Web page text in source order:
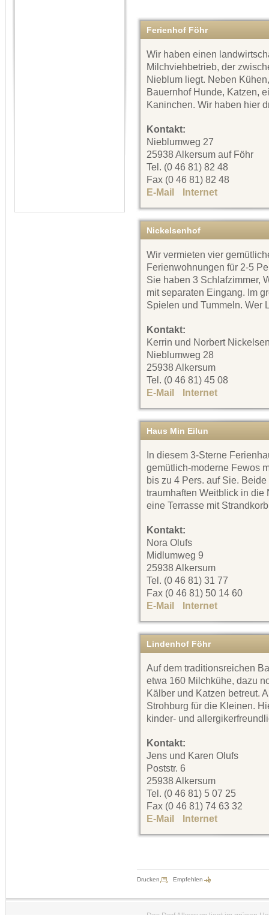
Ferienhof Föhr
Wir haben einen
Milchviehbetrieb, der
Nieblum liegt. Neben
Bauernhof Hunde, Katzen,
Kaninchen. Wir haben hier
Kontakt:
Nieblumweg 27
25938 Alkersum auf Föhr
Tel. (0 46 81) 82 48
Fax (0 46 81) 82 48
E-Mail
Internet
Nickelsenhof
Wir vermieten vier
Ferienwohnungen für 2-5
Sie haben 3 Schlafzimmer,
mit separaten Eingang. Im
Spielen und Tummeln. Wer
Kontakt:
Kerrin und Norbert
Nieblumweg 28
25938 Alkersum
Tel. (0 46 81) 45 08
E-Mail
Internet
Haus Min Eilun
In diesem 3-Sterne
gemütlich-moderne Fewos
bis zu 4 Pers. auf Sie.
traumhaften Weitblick in die
eine Terrasse mit
Kontakt:
Nora Olufs
Midlumweg 9
25938 Alkersum
Tel. (0 46 81) 31 77
Fax (0 46 81) 50 14 60
E-Mail
Internet
Lindenhof Föhr
Auf dem traditionsreichen
etwa 160 Milchkühe, dazu
Kälber und Katzen betreut.
Strohburg für die Kleinen.
kinder- und
Kontakt:
Jens und Karen Olufs
Poststr. 6
25938 Alkersum
Tel. (0 46 81) 5 07 25
Fax (0 46 81) 74 63 32
E-Mail
Internet
Drucken Empfehlen